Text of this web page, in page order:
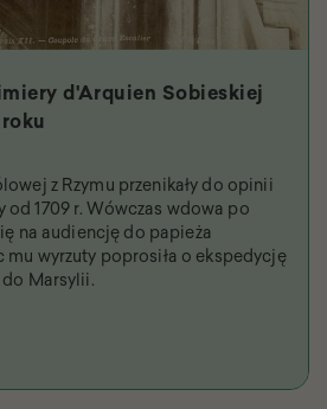
d'Arquien Sobieskiej
z Rzymu przenikały do opinii
1709 r. Wówczas wdowa po
na audiencję do papieża
mu wyrzuty poprosiła o ekspedycję
Marsylii.